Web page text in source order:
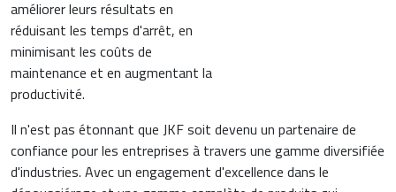
améliorer leurs résultats en
réduisant les temps d'arrêt, en
minimisant les coûts de
maintenance et en augmentant la
productivité.
Il n'est pas étonnant que JKF soit devenu un partenaire de
confiance pour les entreprises à travers une gamme diversifiée
d'industries. Avec un engagement d'excellence dans le